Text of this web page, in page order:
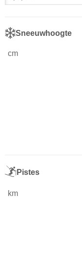
Sneeuwhoogte
cm
Pistes
km